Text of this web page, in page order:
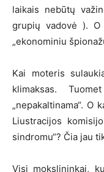
laikais nebūtų
grupių vadovė ).
„ekonominiu
Kai moteris
klimaksas.
„nepakaltinama“. O
Liustracijos
sindromu“? Čia jau
Visi mokslininkai,